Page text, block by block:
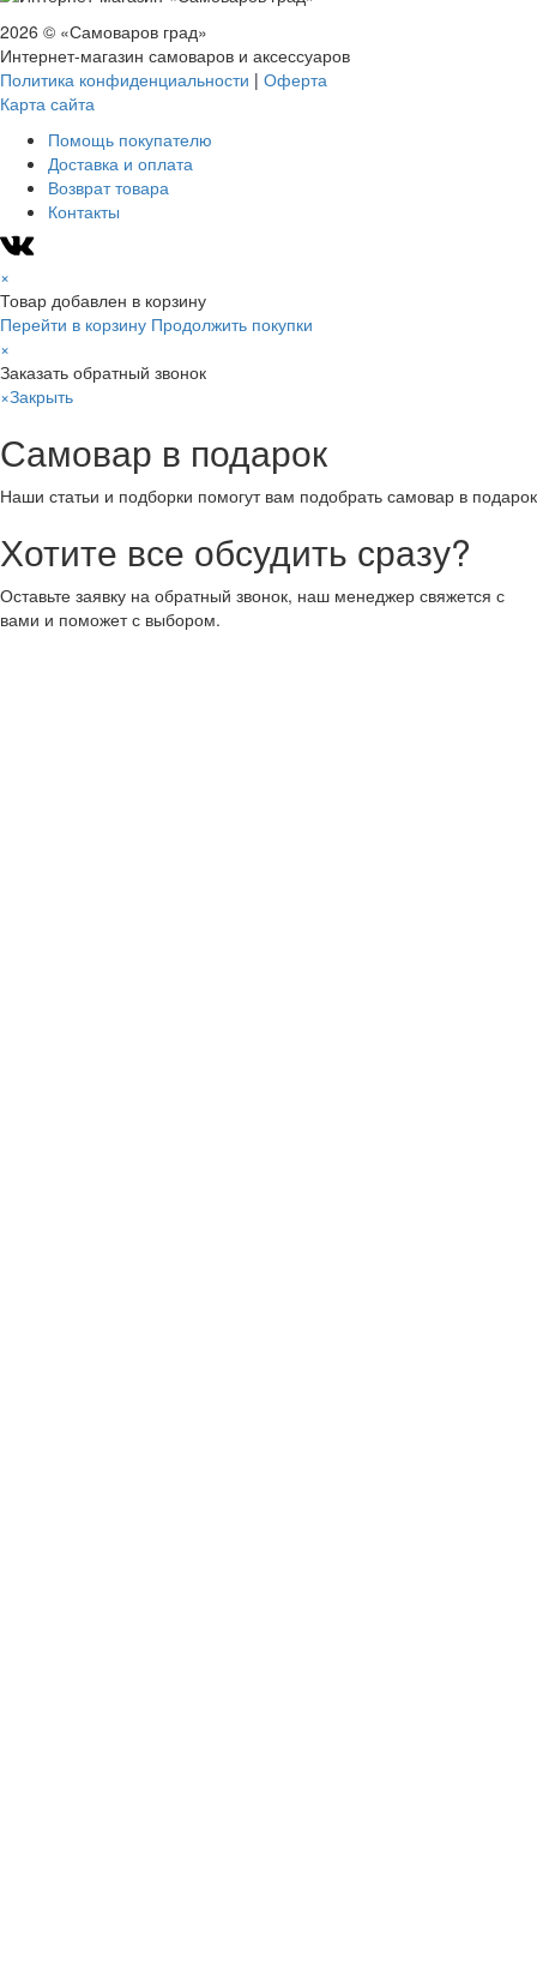
2026 © «Самоваров град»
Интернет-магазин самоваров и аксессуаров
Политика конфиденциальности | Оферта
Карта сайта
Помощь покупателю
Доставка и оплата
Возврат товара
Контакты
×
Товар добавлен в корзину
Перейти в корзину Продолжить покупки
×
Заказать обратный звонок
×Закрыть
Самовар в подарок
Наши статьи и подборки помогут вам подобрать самовар в подарок
Хотите все обсудить сразу?
Оставьте заявку на обратный звонок, наш менеджер свяжется с
вами и поможет с выбором.